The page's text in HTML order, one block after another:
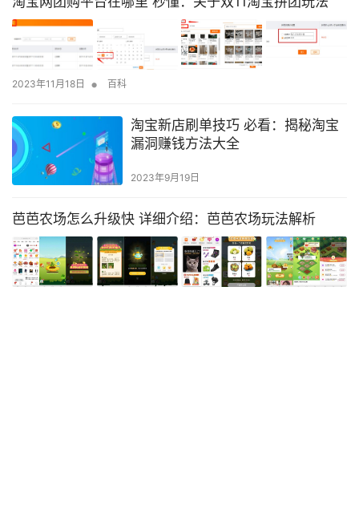
2023年11月18日 • 百科
淘宝新店刷单技巧 必看：揭秘淘宝
漏洞赚钱方法大全
2023年9月19日
芭芭农场怎么升级快 详细介绍：芭芭农场玩法解析